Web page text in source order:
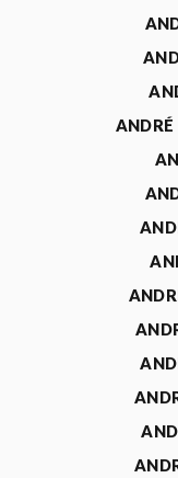
ANDRÉ